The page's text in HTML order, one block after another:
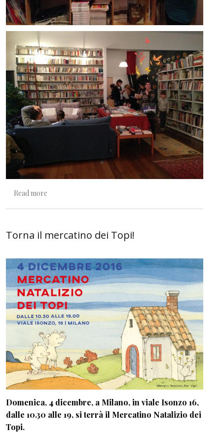
Read more
Torna il mercatino dei Topi!
Domenica, 4 dicembre, a Milano, in viale Isonzo 16,
dalle 10.30 alle 19, si terrà il Mercatino Natalizio dei
Topi.